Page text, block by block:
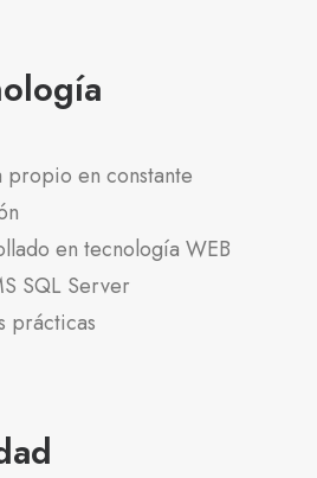
propio en constante
en tecnología WEB
SQL Server
prácticas